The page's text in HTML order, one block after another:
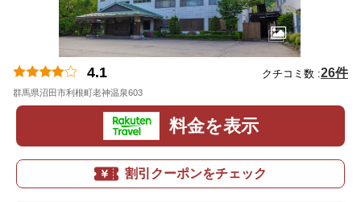
4.1 クチコミ数 :26件
群馬県沼田市利根町老神温泉603
料金を表示
割引クーポンをチェック